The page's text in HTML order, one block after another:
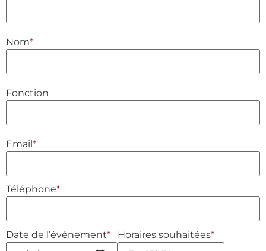
Nom*
Fonction
Email*
Téléphone*
Date de l’événement* Horaires souhaitées*